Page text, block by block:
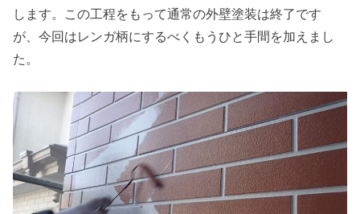
します。この工程をもって通常の外壁塗装は終了です
が、今回はレンガ柄にするべくもうひと手間を加えまし
た。